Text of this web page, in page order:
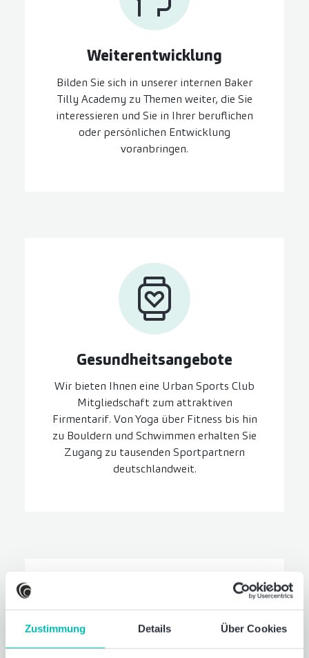
Zustimmung Details Über Cookies
Weiter­entwicklung
Bilden Sie sich in unserer internen Baker
Tilly Academy zu Themen weiter, die Sie
interessieren und Sie in Ihrer beruflichen
oder persönlichen Entwicklung
voranbringen.
Gesundheits­angebote
Wir bieten Ihnen eine Urban Sports Club
Mitgliedschaft zum attraktiven
Firmentarif. Von Yoga über Fitness bis hin
zu Bouldern und Schwimmen erhalten Sie
Zugang zu tausenden Sportpartnern
deutschlandweit.